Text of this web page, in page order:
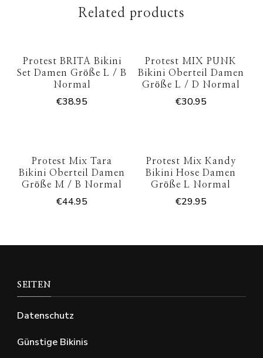
Related products
Protest BRITA Bikini
Set Damen Größe L / B
Normal
€38.95
Protest MIX PUNK
Bikini Oberteil Damen
Größe L / D Normal
€30.95
Protest Mix Tara
Bikini Oberteil Damen
Größe M / B Normal
€44.95
Protest Mix Kandy
Bikini Hose Damen
Größe L Normal
€29.95
SEITEN
Datenschutz
Günstige Bikinis